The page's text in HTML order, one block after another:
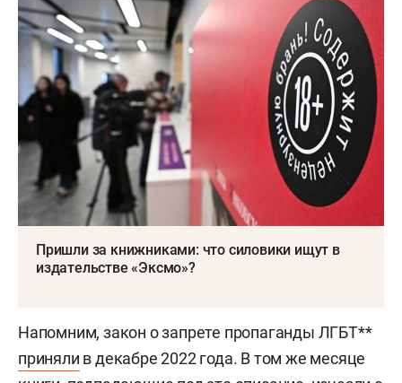
Пришли за книжниками: что силовики ищут в
издательстве «Эксмо»?
Напомним, закон о запрете пропаганды ЛГБТ**
приняли в декабре 2022 года. В том же месяце